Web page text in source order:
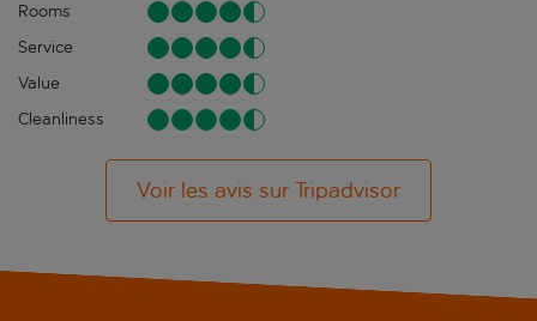
Rooms
Service
Value
Cleanliness
Voir les avis sur Tripadvisor